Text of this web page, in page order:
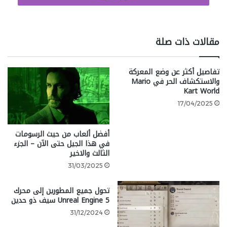
ستكون Rematch لعبة جماعية عبر
الإنترنت 5 ضد 5 حيث ينزل اللاعبون
إلى الملعب من منظور الشخص
الثالث للحصول على شعور فريد من
الانغماس والمزيد من الأكشن
المشابه لألعاب الاستوديو السابقة.
وبينما سيتحكم اللاعبون في لاعب
واحد فقط، تهدف Sloclap إلى تكرار
متعة اللعب معًا حيث يكون من
مقالات ذات صلة
تفاصيل أكثر عن وضع المعركة
والاستكشاف الحر في Mario
Kart World
17/04/2025
أفضل ألعاب من حيث الرسومات
في هذا الجيل حتى الآن – الجزء
الثالث والاخير
31/03/2025
تحول جميع المطورين إلى محرك
Unreal Engine 5 سيف ذو حدين
31/12/2024